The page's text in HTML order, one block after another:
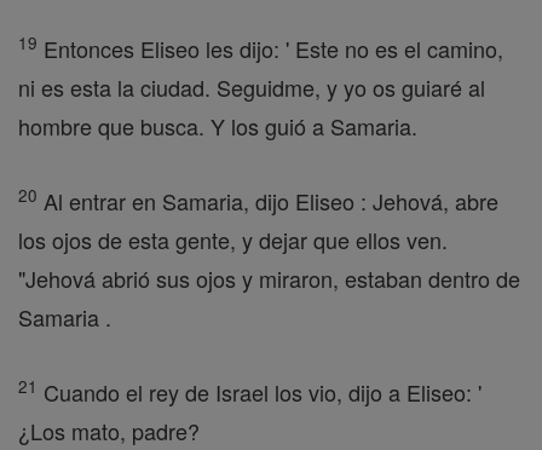
19 Entonces Eliseo les dijo: ' Este no es el camino,
ni es esta la ciudad. Seguidme, y yo os guiaré al
hombre que busca. Y los guió a Samaria.
20 Al entrar en Samaria, dijo Eliseo : Jehová, abre
los ojos de esta gente, y dejar que ellos ven.
"Jehová abrió sus ojos y miraron, estaban dentro de
Samaria .
21 Cuando el rey de Israel los vio, dijo a Eliseo: '
¿Los mato, padre?